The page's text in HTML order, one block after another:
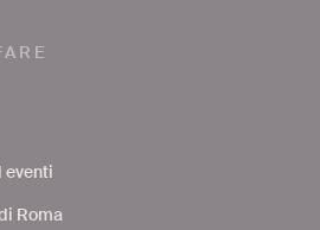
eventi
Roma